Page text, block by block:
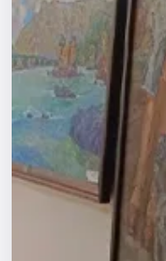
Города
Площадки
Артисты
Рейтинги